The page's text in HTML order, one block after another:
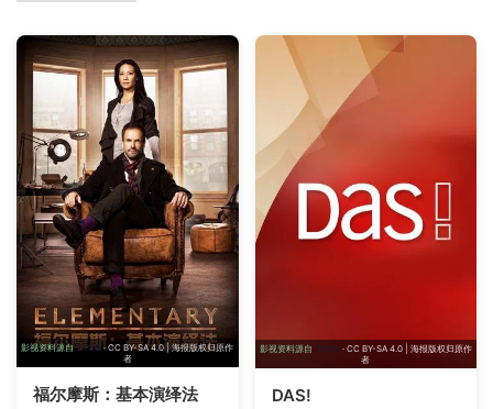
影视资料源自TMDB · CC BY-SA 4.0 | 海报版权归原作
者
福尔摩斯：基本演绎法
影视资料源自 TMDB· CC BY-SA 4.0 | 海报版权归原作
者
DAS!